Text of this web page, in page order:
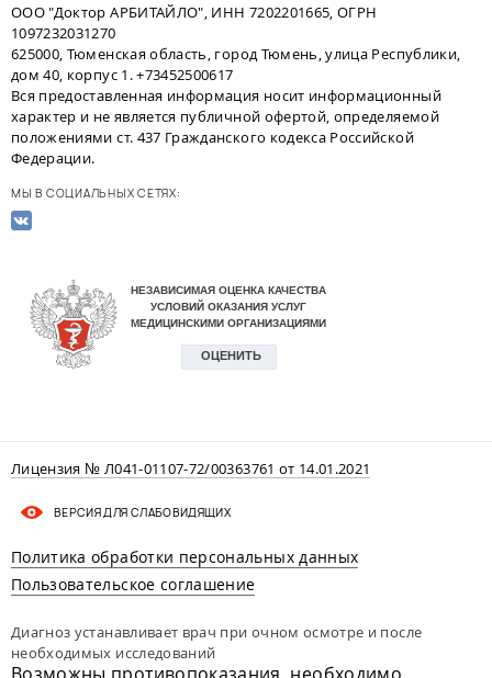
ООО "Доктор АРБИТАЙЛО", ИНН 7202201665, ОГРН
1097232031270
625000, Тюменская область, город Тюмень, улица Республики,
дом 40, корпус 1. +73452500617
Вся предоставленная информация носит информационный
характер и не является публичной офертой, определяемой
положениями ст. 437 Гражданского кодекса Российской
Федерации.
МЫ В СОЦИАЛЬНЫХ СЕТЯХ:
Лицензия № Л041-01107-72/00363761 от 14.01.2021
ВЕРСИЯ ДЛЯ СЛАБОВИДЯЩИХ
Политика обработки персональных данных
Пользовательское соглашение
Диагноз устанавливает врач при очном осмотре и после
необходимых исследований